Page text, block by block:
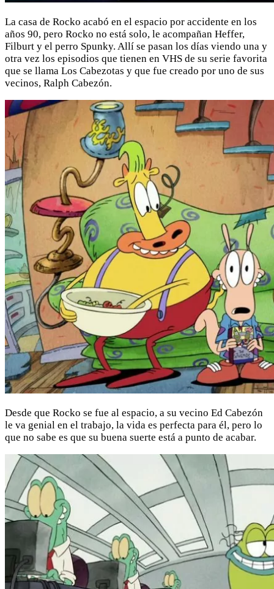
La casa de Rocko acabó en el espacio por accidente en los
años 90, pero Rocko no está solo, le acompañan Heffer,
Filburt y el perro Spunky. Allí se pasan los días viendo una y
otra vez los episodios que tienen en VHS de su serie favorita
que se llama Los Cabezotas y que fue creado por uno de sus
vecinos, Ralph Cabezón.
Desde que Rocko se fue al espacio, a su vecino Ed Cabezón
le va genial en el trabajo, la vida es perfecta para él, pero lo
que no sabe es que su buena suerte está a punto de acabar.